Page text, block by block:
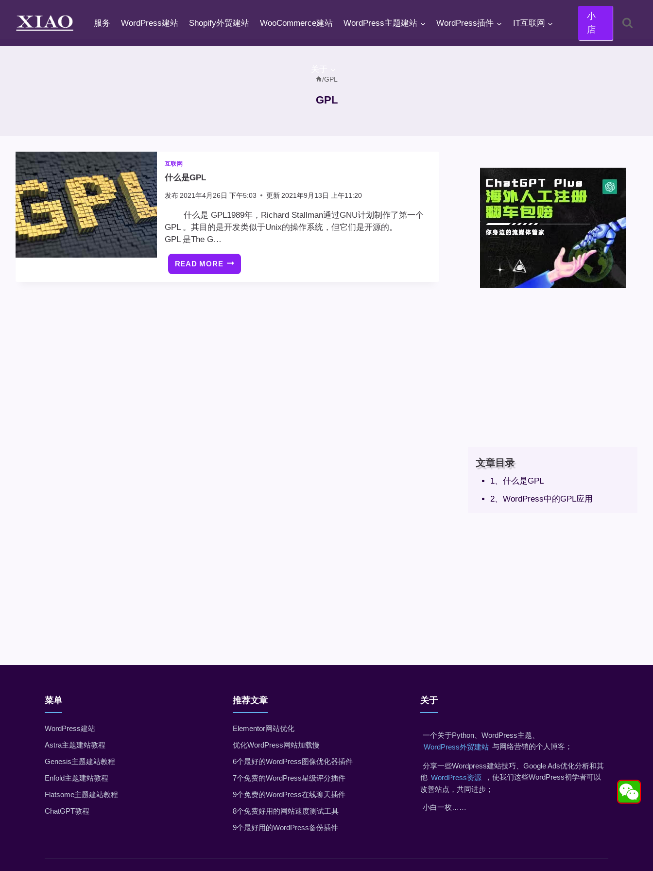
容
服务 WordPress建站 Shopify外贸建站 WooCommerce建站 WordPress主题建站 WordPress插件 IT互联网
小
店
/GPL
GPL
互联网
什么是GPL
发布 2021年4月26日 下午5:03 更新 2021年9月13日 上午11:20
什么是 GPL1989年，Richard Stallman通过GNU计划制作了第一个
GPL 。其目的是开发类似于Unix的操作系统，但它们是开源的。
GPL 是The G…
READ MORE 什
么
文章目录
1、什么是GPL
2、WordPress中的GPL应用
菜单
WordPress建站
Astra主题建站教程
Genesis主题建站教程
Enfold主题建站教程
Flatsome主题建站教程
ChatGPT教程
推荐文章
Elementor网站优化
优化WordPress网站加载慢
6个最好的WordPress图像优化器插件
7个免费的WordPress星级评分插件
9个免费的WordPress在线聊天插件
8个免费好用的网站速度测试工具
9个最好用的WordPress备份插件
关于
一个关于Python、WordPress主题、
WordPress外贸建站 与网络营销的个人博客；
分享一些Wordpress建站技巧、Google Ads优化分析和其
他 WordPress资源
，使我们这些WordPress初学者可以
改善站点，共同进步；
小白一枚……